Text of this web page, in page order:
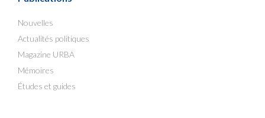
Nouvelles
Actualités politiques
Magazine URBA
Mémoires
Études et guides